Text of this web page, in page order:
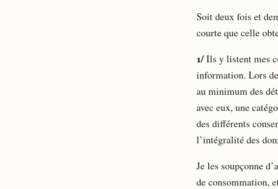
Soit deux fois et
courte que celle
1/Ils y listent mes
information. Lors
au minimum des
avec eux, une
des différents
l’intégralité des
Je les soupçonne
de consommation,